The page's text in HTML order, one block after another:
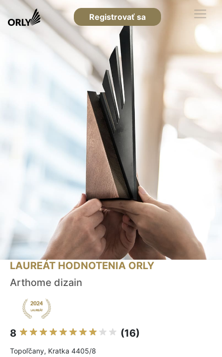
Registrovať sa
LAUREÁT HODNOTENIA ORLY
Arthome dizain
8 (16)
Topoľčany, Kratka 4405/8